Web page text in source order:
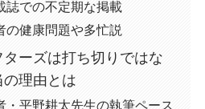
誌での不定期な掲載
の健康問題や多忙説
ターズは打ち切りではな
理由とは
・平野耕太先生の執筆ペース